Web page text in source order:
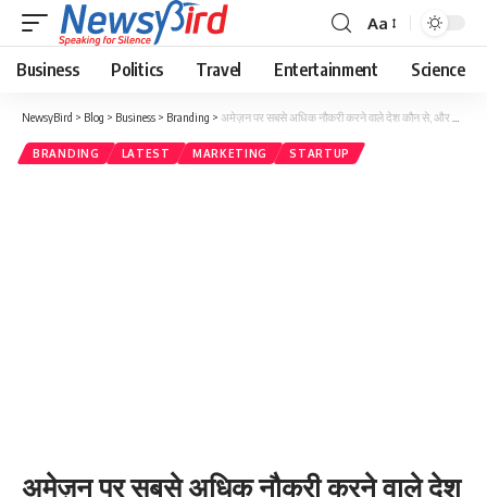
Aa
Business Politics Travel Entertainment Science
NewsyBird > Blog > Business > Branding > अमेज़न पर सबसे अधिक नौकरी करने वाले देश कौन से, और भारतीयों का रैंक क्या है?
BRANDING LATEST MARKETING STARTUP
अमेज़न पर सबसे अधिक नौकरी करने वाले देश